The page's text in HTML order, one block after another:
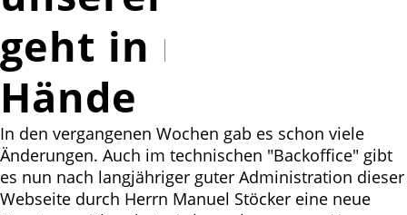
geht in neue
Hände
In den vergangenen Wochen gab es schon viele
Änderungen. Auch im technischen "Backoffice" gibt
es nun nach langjähriger guter Administration dieser
Webseite durch Herrn Manuel Stöcker eine neue